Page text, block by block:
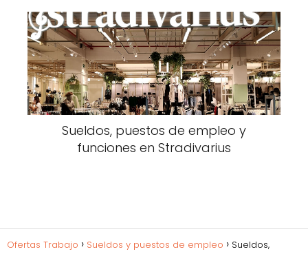
Sueldos, puestos de empleo y
funciones en Stradivarius
Ofertas Trabajo Sueldos y puestos de empleo
Sueldos,